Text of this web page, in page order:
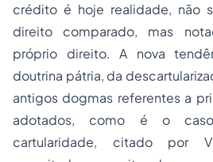
crédito é hoje realidade, não
direito comparado, mas
próprio direito. A nova
doutrina pátria, da
antigos dogmas referentes a
adotados, como é o
cartularidade, citado por